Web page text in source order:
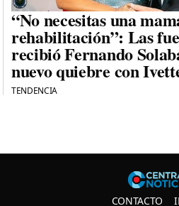
“No necesitas una
rehabilitación”: Las
recibió Fernando
nuevo quiebre con
TENDENCIA
CONTACTO